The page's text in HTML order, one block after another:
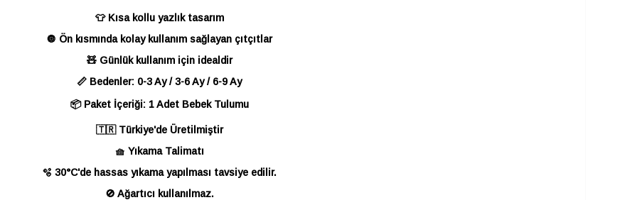
👕 Kısa kollu yazlık tasarım
🔘 Ön kısmında kolay kullanım sağlayan çıtçıtlar
🧸 Günlük kullanım için idealdir
📏 Bedenler: 0-3 Ay / 3-6 Ay / 6-9 Ay
📦 Paket İçeriği: 1 Adet Bebek Tulumu
🇹🇷 Türkiye'de Üretilmiştir
🧺 Yıkama Talimatı
🫧 30°C'de hassas yıkama yapılması tavsiye edilir.
🚫 Ağartıcı kullanılmaz.